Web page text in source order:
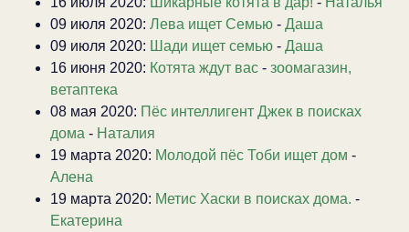
09 июля 2020: Лева ищет Семью - Даша
09 июля 2020: Шади ищет семью - Даша
16 июня 2020: Котята ждут вас - зоомагазин,
ветаптека
08 мая 2020: Пёс интеллигент Джек в поисках
дома - Наталия
19 марта 2020: Молодой пёс Тоби ищет дом -
Алена
19 марта 2020: Метис Хаски в поисках дома. -
Екатерина